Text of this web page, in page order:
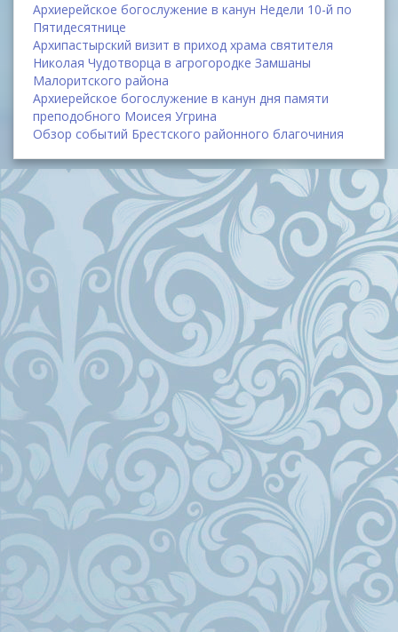
Архиерейское богослужение в канун Недели 10-й по
Пятидесятнице
Архипастырский визит в приход храма святителя
Николая Чудотворца в агрогородке Замшаны
Малоритского района
Архиерейское богослужение в канун дня памяти
преподобного Моисея Угрина
Обзор событий Брестского районного благочиния